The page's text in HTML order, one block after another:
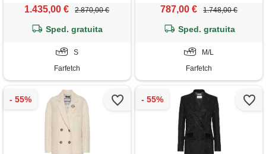
neutri
1.435,00 € 2.870,00 €
Sped. gratuita
S
Farfetch
787,00 € 1.748,00 €
Sped. gratuita
M/L
Farfetch